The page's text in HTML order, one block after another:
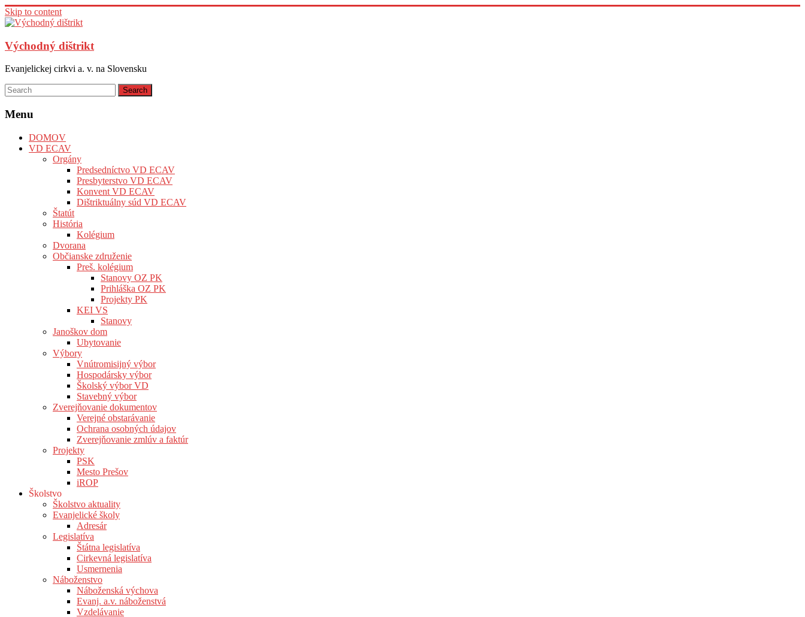
Skip to content
Východný dištrikt
Evanjelickej cirkvi a. v. na Slovensku
Menu
DOMOV
VD ECAV
Orgány
Predsedníctvo VD ECAV
Presbyterstvo VD ECAV
Konvent VD ECAV
Dištriktuálny súd VD ECAV
Štatút
História
Kolégium
Dvorana
Občianske združenie
Preš. kolégium
Stanovy OZ PK
Prihláška OZ PK
Projekty PK
KEI VS
Stanovy
Janoškov dom
Ubytovanie
Výbory
Vnútromisijný výbor
Hospodársky výbor
Školský výbor VD
Stavebný výbor
Zverejňovanie dokumentov
Verejné obstarávanie
Ochrana osobných údajov
Zverejňovanie zmlúv a faktúr
Projekty
PSK
Mesto Prešov
iROP
Školstvo
Školstvo aktuality
Evanjelické školy
Adresár
Legislatíva
Štátna legislatíva
Cirkevná legislatíva
Usmernenia
Náboženstvo
Náboženská výchova
Evanj. a.v. náboženstvá
Vzdelávanie